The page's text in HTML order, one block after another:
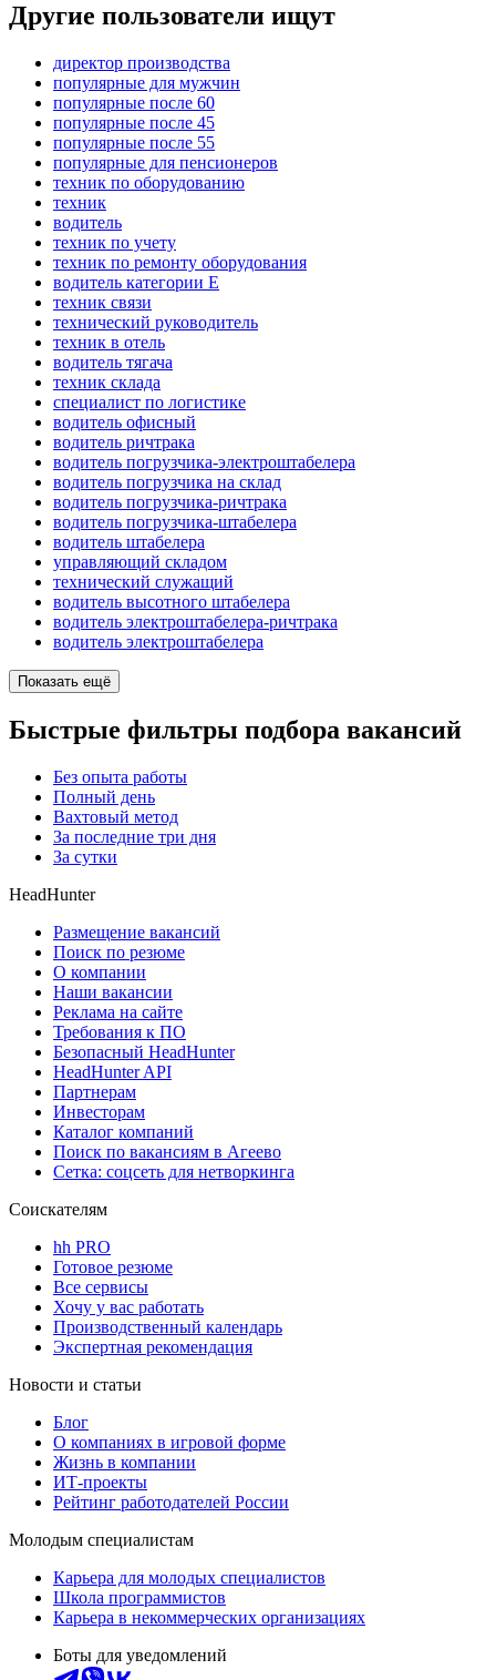
Другие пользователи ищут
директор производства
популярные для мужчин
популярные после 60
популярные после 45
популярные после 55
популярные для пенсионеров
техник по оборудованию
техник
водитель
техник по учету
техник по ремонту оборудования
водитель категории E
техник связи
технический руководитель
техник в отель
водитель тягача
техник склада
специалист по логистике
водитель офисный
водитель ричтрака
водитель погрузчика-электроштабелера
водитель погрузчика на склад
водитель погрузчика-ричтрака
водитель погрузчика-штабелера
водитель штабелера
управляющий складом
технический служащий
водитель высотного штабелера
водитель электроштабелера-ричтрака
водитель электроштабелера
Показать ещё
Быстрые фильтры подбора вакансий
Без опыта работы
Полный день
Вахтовый метод
За последние три дня
За сутки
HeadHunter
Размещение вакансий
Поиск по резюме
О компании
Наши вакансии
Реклама на сайте
Требования к ПО
Безопасный HeadHunter
HeadHunter API
Партнерам
Инвесторам
Каталог компаний
Поиск по вакансиям в Агеево
Сетка: соцсеть для нетворкинга
Соискателям
hh PRO
Готовое резюме
Все сервисы
Хочу у вас работать
Производственный календарь
Экспертная рекомендация
Новости и статьи
Блог
О компаниях в игровой форме
Жизнь в компании
ИТ-проекты
Рейтинг работодателей России
Молодым специалистам
Карьера для молодых специалистов
Школа программистов
Карьера в некоммерческих организациях
Боты для уведомлений